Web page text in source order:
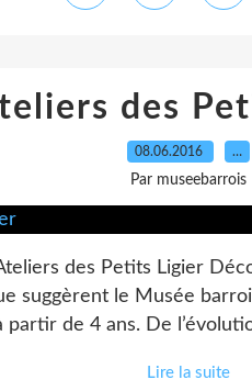
des
08.06.2016 …
Par museebarrois
des Petits Ligier
suggèrent le Musée
de 4 ans. De
Lire la suite